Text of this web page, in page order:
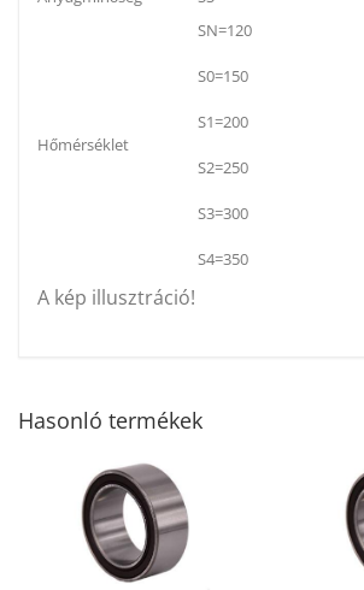
Hőmérséklet
SN=120
S0=150
S1=200
S2=250
S3=300
S4=350
A kép illusztráció!
Hasonló termékek